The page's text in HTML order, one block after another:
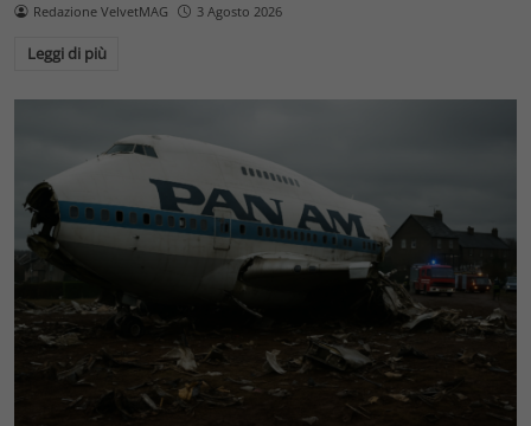
Redazione VelvetMAG 3 Agosto 2026
Leggi di più